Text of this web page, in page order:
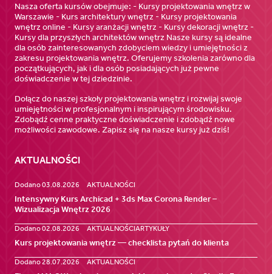
Nasza oferta kursów obejmuje: - Kursy projektowania wnętrz w
Warszawie - Kurs architektury wnętrz - Kursy projektowania
wnętrz online - Kursy aranżacji wnętrz - Kursy dekoracji wnętrz -
Kursy dla przyszłych architektów wnętrz Nasze kursy są idealne
dla osób zainteresowanych zdobyciem wiedzy i umiejętności z
zakresu projektowania wnętrz. Oferujemy szkolenia zarówno dla
początkujących, jak i dla osób posiadających już pewne
doświadczenie w tej dziedzinie.
Dołącz do naszej szkoły projektowania wnętrz i rozwijaj swoje
umiejętności w profesjonalnym i inspirującym środowisku.
Zdobądź cenne praktyczne doświadczenie i zdobądź nowe
możliwości zawodowe. Zapisz się na nasze kursy już dziś!
AKTUALNOŚCI
Dodano 03.08.2026 AKTUALNOŚCI
Intensywny Kurs Archicad + 3ds Max Corona Render –
Wizualizacja Wnętrz 2026
Dodano 02.08.2026 AKTUALNOŚCIARTYKUŁY
Kurs projektowania wnętrz — checklista pytań do klienta
Dodano 28.07.2026 AKTUALNOŚCI